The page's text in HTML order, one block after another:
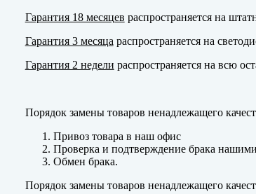
Гарантия 18 месяцев распространяется на
Гарантия 3 месяца распространяется на
Гарантия 2 недели распространяется на всю
Порядок замены товаров ненадлежащего
Привоз товара в наш офис
Проверка и подтверждение брака
Обмен брака.
Порядок замены товаров ненадлежащего